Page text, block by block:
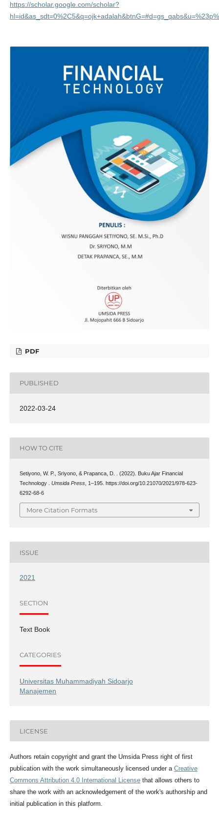
https://scholar.google.com/scholar?
PDF
PUBLISHED
2022-03-24
HOW TO CITE
Setiyono, W. P., Sriyono, & Prapanca, D. . (2022). Buku Ajar Financial
Technology . Umsida Press, 1–195. https://doi.org/10.21070/2021/978-623-
6292-68-6
More Citation Formats
ISSUE
2021
SECTION
Text Book
CATEGORIES
Universitas Muhammadiyah Sidoarjo
Manajemen
LICENSE
Authors retain copyright and grant the Umsida Press right of first
publication with the work simultaneously licensed under a Creative
Commons Attribution 4.0 International Licensethat allows others to
share the work with an acknowledgement of the work's authorship and
initial publication in this platform.